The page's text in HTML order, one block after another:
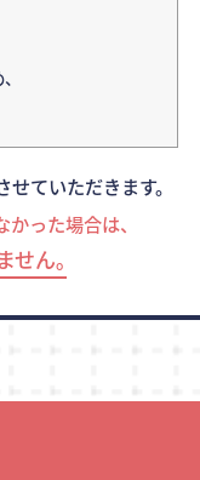
ていただきます。
った場合は、
せん｡